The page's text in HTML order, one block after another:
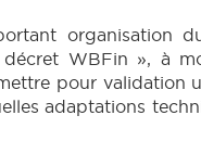
organisation
WBFin », à
pour validation
adaptations